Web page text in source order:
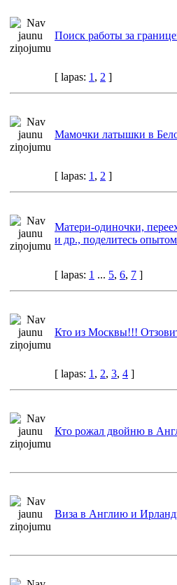
Поиск работы за
[ lapas: 1 , 2 ]
Мамочки латышки в
[ lapas: 1 , 2 ]
Матери-одиночки,
и др., поделитесь опытом
[ lapas: 1 ... 5, 6, 7 ]
Кто из Москвы!!!
[ lapas: 1 , 2, 3, 4 ]
Кто рожал двойню в
Виза в Англию и